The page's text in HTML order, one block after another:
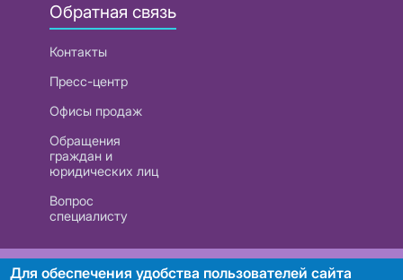
Обратная связь
Контакты
Пресс-центр
Офисы продаж
Обращения
граждан и
юридических лиц
Вопрос
специалисту
РУП «Белтелеком». УНП 101007741
Для обеспечения удобства пользователей сайта